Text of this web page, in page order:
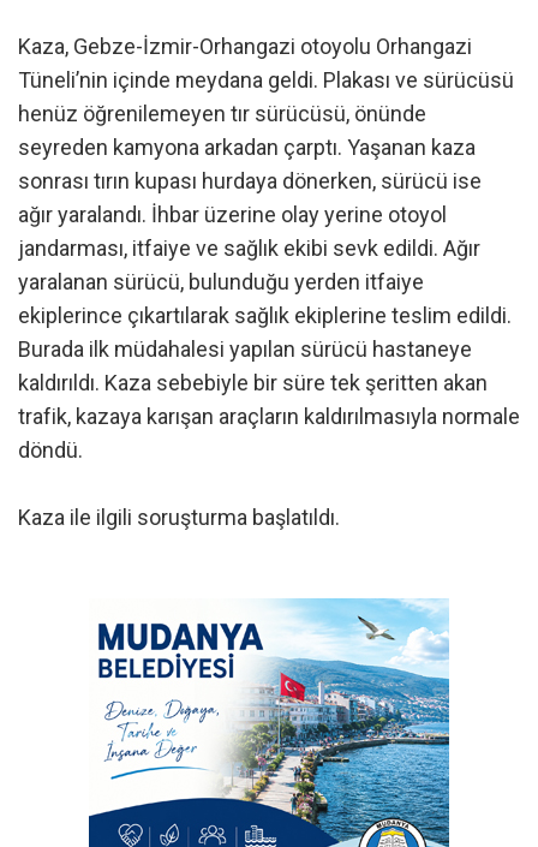
Kaza, Gebze-İzmir-Orhangazi otoyolu Orhangazi
Tüneli’nin içinde meydana geldi. Plakası ve sürücüsü
henüz öğrenilemeyen tır sürücüsü, önünde
seyreden kamyona arkadan çarptı. Yaşanan kaza
sonrası tırın kupası hurdaya dönerken, sürücü ise
ağır yaralandı. İhbar üzerine olay yerine otoyol
jandarması, itfaiye ve sağlık ekibi sevk edildi. Ağır
yaralanan sürücü, bulunduğu yerden itfaiye
ekiplerince çıkartılarak sağlık ekiplerine teslim edildi.
Burada ilk müdahalesi yapılan sürücü hastaneye
kaldırıldı. Kaza sebebiyle bir süre tek şeritten akan
trafik, kazaya karışan araçların kaldırılmasıyla normale
döndü.
Kaza ile ilgili soruşturma başlatıldı.